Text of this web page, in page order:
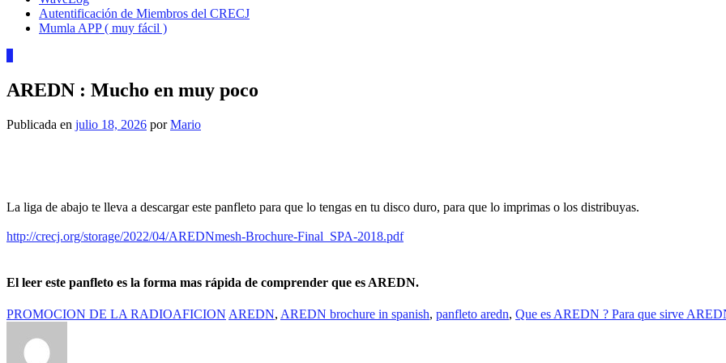
Autentificación de Miembros del CRECJ
Mumla APP ( muy fácil )
AREDN : Mucho en muy poco
Publicada en julio 18, 2026 porMario
La liga de abajo te lleva a descargar este panfleto para que lo tengas en tu disco duro, para que lo imprimas o los distribuyas.
http://crecj.org/storage/2022/04/AREDNmesh-Brochure-Final_SPA-2018.pdf
El leer este panfleto es la forma mas rápida de comprender que es AREDN.
PROMOCION DE LA RADIOAFICION AREDN, AREDN brochure in spanish, panfleto aredn, Que es AREDN ? Para que sirve